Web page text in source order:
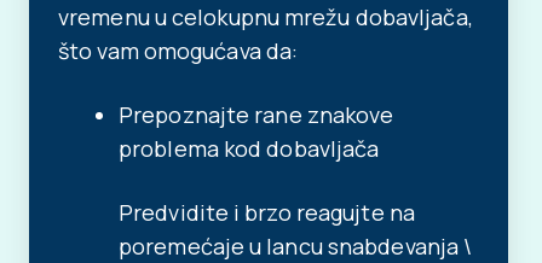
vremenu u celokupnu mrežu dobavljača,
što vam omogućava da:
Prepoznajte rane znakove
problema kod dobavljača
Predvidite i brzo reagujte na
poremećaje u lancu snabdevanja \